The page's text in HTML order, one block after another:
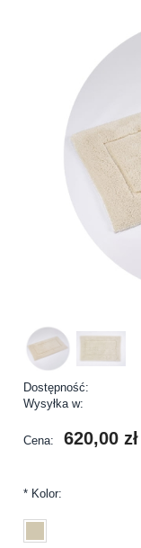
Dostępność:
Wysyłka w:
Cena: 620,00 zł
* Kolor: